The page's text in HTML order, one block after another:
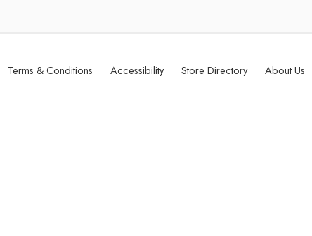
Terms & Conditions Accessibility Store Directory About Us